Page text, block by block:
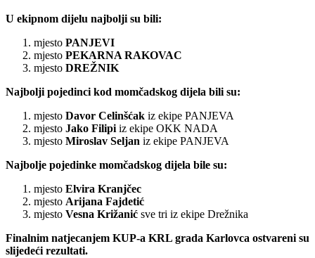
U ekipnom dijelu najbolji su bili:
mjesto PANJEVI
mjesto PEKARNA RAKOVAC
mjesto DREŽNIK
Najbolji pojedinci kod momčadskog dijela bili su:
mjesto Davor Celinšćak iz ekipe PANJEVA
mjesto Jako Filipi iz ekipe OKK NADA
mjesto Miroslav Seljan iz ekipe PANJEVA
Najbolje pojedinke momčadskog dijela bile su:
mjesto Elvira Kranjčec
mjesto Arijana Fajdetić
mjesto Vesna Križanić sve tri iz ekipe Drežnika
Finalnim natjecanjem KUP-a KRL grada Karlovca ostvareni su
slijedeći rezultati.